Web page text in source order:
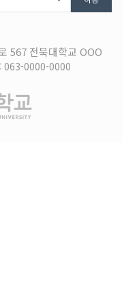
567 전북대학교 OOO
063-0000-0000